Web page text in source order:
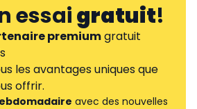
essaigratuit!
premiumgratuit
les avantages uniques que
offrir.
avec des nouvelles